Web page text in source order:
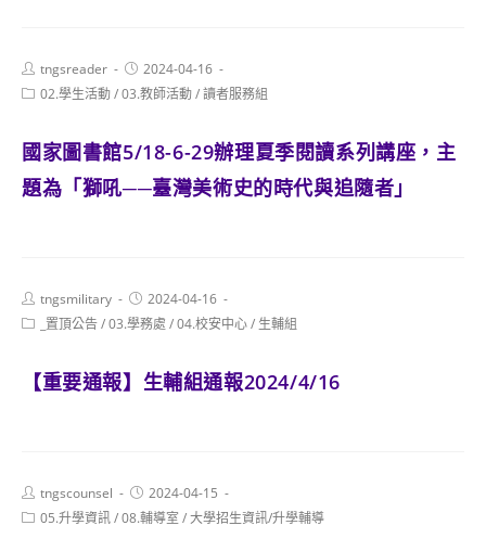
Post
author:
tngsreader
Post
published:
2024-04-16
Post02.學生活動/03.教師活動/讀者服務組
國家圖書館5/18-6-29辦理夏季閱讀系列講座，主
題為「獅吼──臺灣美術史的時代與追隨者」
Post
author:
tngsmilitary
Post
published:
2024-04-16
Post _置頂公告/03.學務處 /04.校安中心/ 生輔組
【重要通報】生輔組通報2024/4/16
Post
author:
tngscounsel
Post
published:
2024-04-15
Post05.升學資訊/08.輔導室 /大學招生資訊/升學輔導